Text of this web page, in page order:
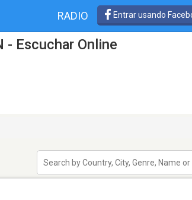
RADIO Entrar usando
- Escuchar Online